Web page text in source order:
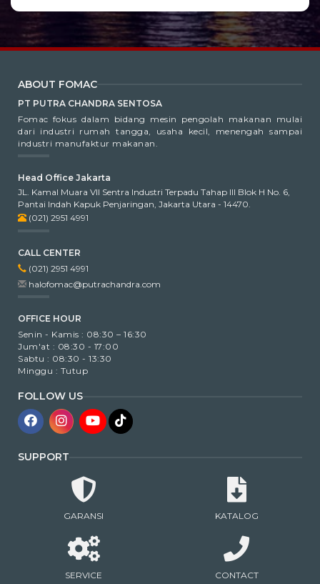
ABOUT FOMAC
PT PUTRA CHANDRA SENTOSA
Fomac fokus dalam bidang mesin pengolah makanan mulai
dari industri rumah tangga, usaha kecil, menengah sampai
industri manufaktur makanan.
Head Office Jakarta
JL. Kamal Muara VII Sentra Industri Terpadu Tahap III Blok H No. 6,
Pantai Indah Kapuk Penjaringan, Jakarta Utara - 14470.
(021) 2951 4991
CALL CENTER
(021) 2951 4991
halofomac@putrachandra.com
OFFICE HOUR
Senin - Kamis : 08:30 – 16:30
Jum'at : 08:30 - 17:00
Sabtu : 08:30 - 13:30
Minggu : Tutup
FOLLOW US
SUPPORT
GARANSI KATALOG
SERVICE CONTACT